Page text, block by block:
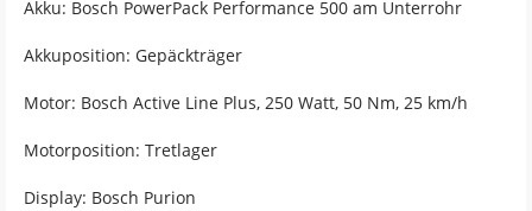
Akku: Bosch PowerPack Performance 500 am Unterrohr
Akkuposition: Gepäckträger
Motor: Bosch Active Line Plus, 250 Watt, 50 Nm, 25 km/h
Motorposition: Tretlager
Display: Bosch Purion